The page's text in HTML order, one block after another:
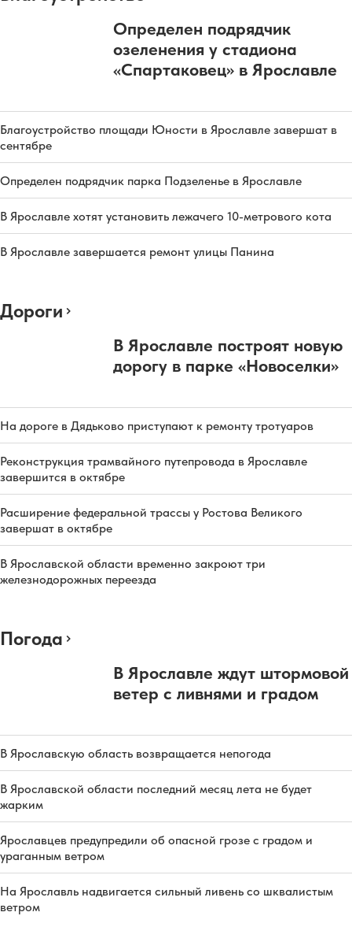
Определен подрядчик
озеленения у стадиона
«Спартаковец» в Ярославле
Благоустройство площади Юности в Ярославле завершат в
сентябре
Определен подрядчик парка Подзеленье в Ярославле
В Ярославле хотят установить лежачего 10-метрового кота
В Ярославле завершается ремонт улицы Панина
Дороги
В Ярославле построят новую
дорогу в парке «Новоселки»
На дороге в Дядьково приступают к ремонту тротуаров
Реконструкция трамвайного путепровода в Ярославле
завершится в октябре
Расширение федеральной трассы у Ростова Великого
завершат в октябре
В Ярославской области временно закроют три
железнодорожных переезда
Погода
В Ярославле ждут штормовой
ветер с ливнями и градом
В Ярославскую область возвращается непогода
В Ярославской области последний месяц лета не будет
жарким
Ярославцев предупредили об опасной грозе с градом и
ураганным ветром
На Ярославль надвигается сильный ливень со шквалистым
ветром